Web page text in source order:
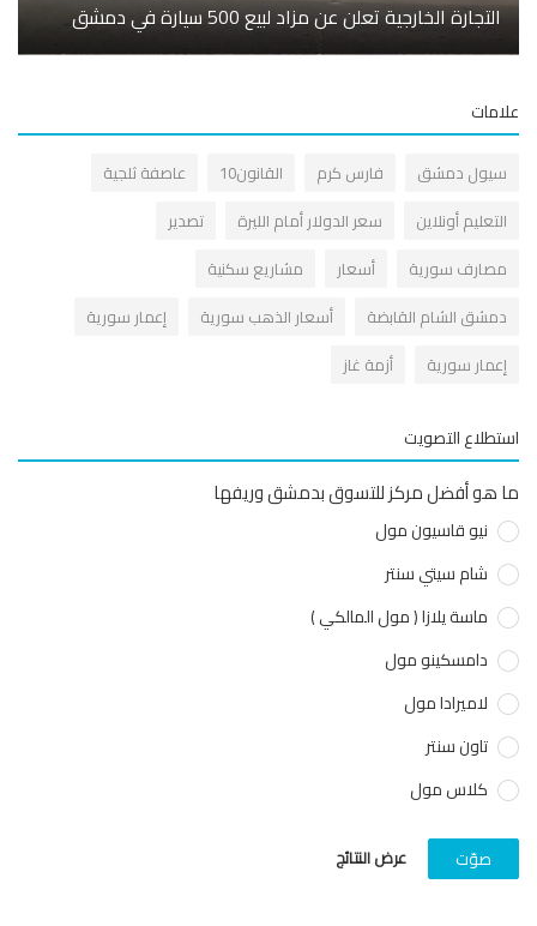
التجارة الخارجية تعلن عن مزاد لبيع 500 سيارة في دمشق
دمشق فارس كرم القانون10
عاصفة ثلجية
أونلاين
سعر الدولار أمام الليرة
تصدير
سورية
أسعار
مشاريع سكنية
الشام القابضة
أسعار الذهب سورية
إعمار سورية
سورية
أزمة غاز
التصويت
أفضل مركز للتسوق بدمشق وريفها
نيو قاسيون مول
شام سيتي سنتر
ماسة يلازا ( مول المالكي )
دامسكينو مول
لاميرادا مول
تاون سنتر
كلاس مول
عرض النتائج